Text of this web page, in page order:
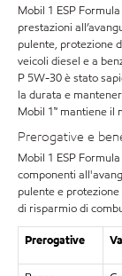
Mobil 1 ESP
prestazioni
pulente, protezione
veicoli diesel e a
P 5W-30 è stato
la durata e
Mobil 1™ mantiene il
Prerogative e
Mobil 1 ESP
componenti
pulente e
di risparmio di
Prerogative